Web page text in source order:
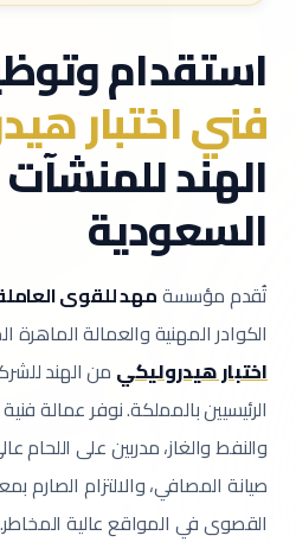
استقدام
فني اختبار
الهند
السعودية
تُقدم مؤسسةمهد للقوى
الكوادر المهنية والعمالة
اختبار هيدروليكي من الهند
الرئيسيين بالمملكة.نوفر عمالة
والنفط والغاز، مدربين على اللحام
صيانة المصافي، والالتزام الصارم
القصوى في المواقع عالية المخاطر.